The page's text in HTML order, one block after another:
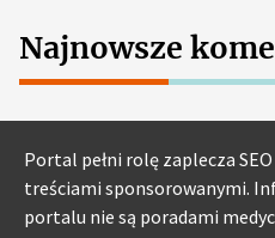
Portal pełni rolę zaplecza
treściami sponsorowanymi.
portalu nie są poradami
Najnowsze